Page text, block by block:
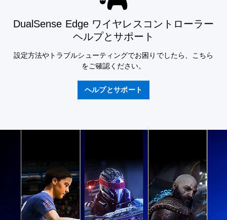
DualSense Edge ワイヤレスコントローラー
ヘルプとサポート
設定方法やトラブルシューティングでお困りでしたら、こちら
をご確認ください。
ヘルプとサポート